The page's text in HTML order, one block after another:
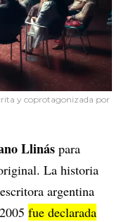
y coprotagonizada por
Llinás para
La historia
argentina
fue declarada